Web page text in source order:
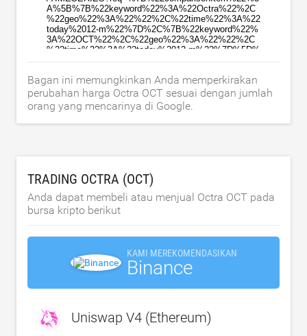
Bagan ini memungkinkan Anda memperkirakan
perubahan harga Octra OCT sesuai dengan jumlah
orang yang mencarinya di Google.
TRADING OCTRA (OCT)
Anda dapat membeli atau menjual Octra OCT pada
bursa kripto berikut
KAMI MEREKOMENDASIKAN
Binance
Uniswap V4 (Ethereum)